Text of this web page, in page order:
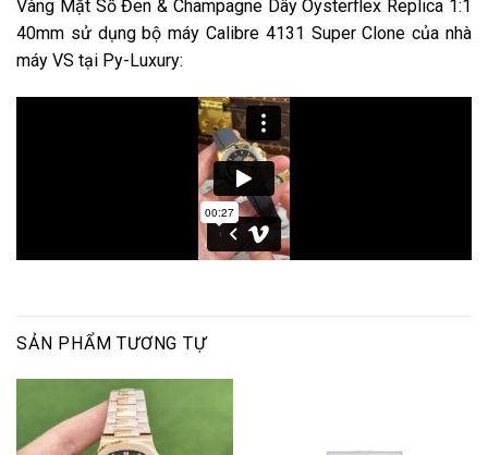
Vàng Mặt Số Đen & Champagne Dây Oysterflex Replica 1:1
40mm sử dụng bộ máy Calibre 4131 Super Clone của nhà
máy VS tại Py-Luxury:
SẢN PHẨM TƯƠNG TỰ